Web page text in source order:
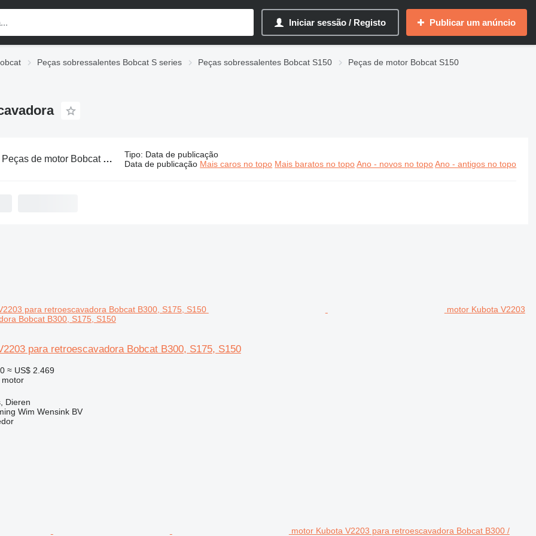
Iniciar sessão / Registo Publicar um anúncio
Peças sobressalentes Bobcat S series Peças sobressalentes Bobcat S150
Peças de motor Bobcat S150
Peças de motor Bobcat S150 para retroescavadora Tipo: Data de publicação
Data de publicação Mais caros no topo Mais baratos no topo Ano - novos no topo Ano - antigos no topo
motor Kubota V2203
Bobcat B300, S175, S150
para retroescavadora Bobcat B300, S175, S150
≈ US$ 2.469
motor
Dieren
Wim Wensink BV
motor Kubota V2203 para retroescavadora Bobcat B300 /